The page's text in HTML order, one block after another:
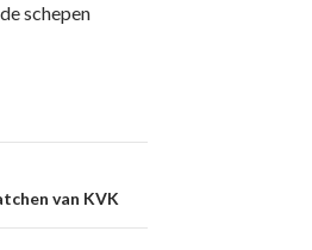
schepen
van KVK